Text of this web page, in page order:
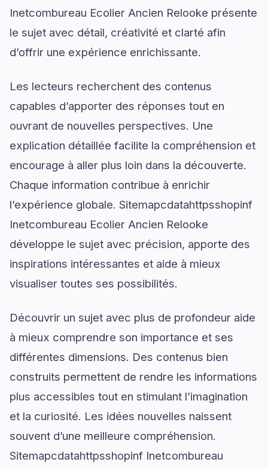
Inetcombureau Ecolier Ancien Relooke présente
le sujet avec détail, créativité et clarté afin
d’offrir une expérience enrichissante.
Les lecteurs recherchent des contenus
capables d’apporter des réponses tout en
ouvrant de nouvelles perspectives. Une
explication détaillée facilite la compréhension et
encourage à aller plus loin dans la découverte.
Chaque information contribue à enrichir
l’expérience globale. Sitemapcdatahttpsshopinf
Inetcombureau Ecolier Ancien Relooke
développe le sujet avec précision, apporte des
inspirations intéressantes et aide à mieux
visualiser toutes ses possibilités.
Découvrir un sujet avec plus de profondeur aide
à mieux comprendre son importance et ses
différentes dimensions. Des contenus bien
construits permettent de rendre les informations
plus accessibles tout en stimulant l’imagination
et la curiosité. Les idées nouvelles naissent
souvent d’une meilleure compréhension.
Sitemapcdatahttpsshopinf Inetcombureau